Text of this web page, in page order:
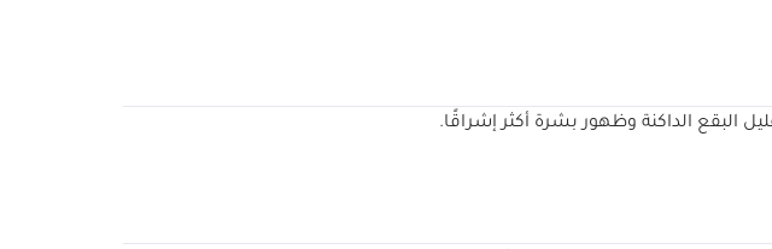
البقع الداكنة وظهور بشرة أكثر إشراقًا.